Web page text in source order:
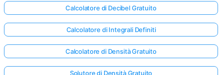
Calcolatore di Decibel Gratuito
Calcolatore di Integrali Definiti
Calcolatore di Densità Gratuito
Solutore di Densità Gratuito